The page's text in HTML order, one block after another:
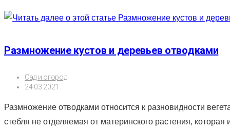
Размножение кустов и деревьев отводками
Рубрика
записи:
Сад и огород
Запись
24.03.2021
Размножение отводками относится к разновидности
стебля не отделяемая от материнского растения,